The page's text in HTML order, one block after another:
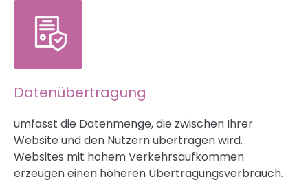
Datenübertragung
umfasst die Datenmenge, die zwischen Ihrer
Website und den Nutzern übertragen wird.
Websites mit hohem Verkehrsaufkommen
erzeugen einen höheren Übertragungsverbrauch.